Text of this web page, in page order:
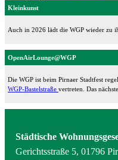
Kleinkunst
Auch in 2026 lädt die WGP wieder zu
OpenAirLounge@WGP
Die WGP ist beim Pirnaer Stadtfest
WGP-Bastelstraße vertreten. Das
Städtische
Gerichtsstraße 5, 01796